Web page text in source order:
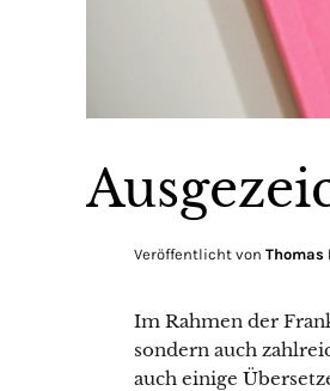
Veröffentlicht von Thomas
Im Rahmen der
sondern auch
auch einige